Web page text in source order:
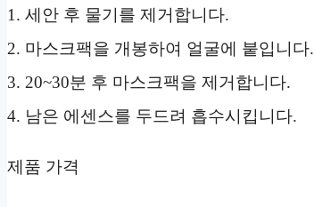
1. 세안 후 물기를 제거합니다.
2. 마스크팩을 개봉하여 얼굴에 붙입니다.
3. 20~30분 후 마스크팩을 제거합니다.
4. 남은 에센스를 두드려 흡수시킵니다.
제품 가격